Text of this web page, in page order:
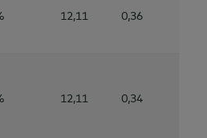
12,11 0,36
12,11 0,34